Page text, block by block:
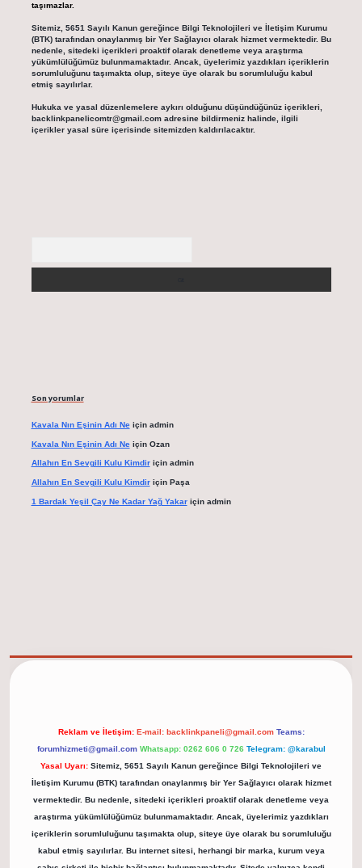
taşımazlar.
Sitemiz, 5651 Sayılı Kanun gereğince Bilgi Teknolojileri ve İletişim Kurumu
(BTK) tarafından onaylanmış bir Yer Sağlayıcı olarak hizmet vermektedir. Bu
nedenle, sitedeki içerikleri proaktif olarak denetleme veya araştırma
yükümlülüğümüz bulunmamaktadır. Ancak, üyelerimiz yazdıkları içeriklerin
sorumluluğunu taşımakta olup, siteye üye olarak bu sorumluluğu kabul
etmiş sayılırlar.
Hukuka ve yasal düzenlemelere aykırı olduğunu düşündüğünüz içerikleri,
backlinkpanelicomtr@gmail.comadresine bildirmeniz halinde, ilgili
içerikler yasal süre içerisinde sitemizden kaldırılacaktır.
Son yorumlar
Kavala Nın Eşinin Adı Neiçin admin
Kavala Nın Eşinin Adı Neiçin Ozan
Allahın En Sevgili Kulu Kimdiriçin admin
Allahın En Sevgili Kulu Kimdiriçin Paşa
1 Bardak Yeşil Çay Ne Kadar Yağ Yakariçin admin
Reklam ve İletişim: E-mail: backlinkpaneli@gmail.com Teams:
forumhizmeti@gmail.com Whatsapp: 0262 606 0 726 Telegram: @karabul
Yasal Uyarı: Sitemiz, 5651 Sayılı Kanun gereğince Bilgi Teknolojileri ve
İletişim Kurumu (BTK) tarafından onaylanmış bir Yer Sağlayıcı olarak hizmet
vermektedir. Bu nedenle, sitedeki içerikleri proaktif olarak denetleme veya
araştırma yükümlülüğümüz bulunmamaktadır. Ancak, üyelerimiz yazdıkları
içeriklerin sorumluluğunu taşımakta olup, siteye üye olarak bu sorumluluğu
kabul etmiş sayılırlar. Bu internet sitesi, herhangi bir marka, kurum veya